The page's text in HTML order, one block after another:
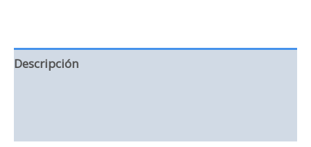
14
pulg
Descripción